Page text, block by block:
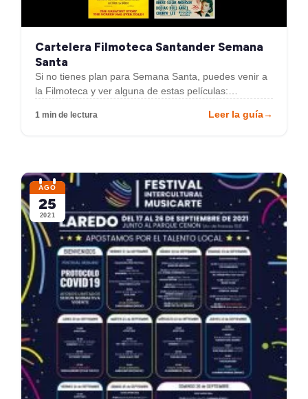
Cartelera Filmoteca Santander Semana
Santa
Si no tienes plan para Semana Santa, puedes venir a
la Filmoteca y ver alguna de estas películas:…
1 min de lectura Leer la guía→
AGO
25
2021